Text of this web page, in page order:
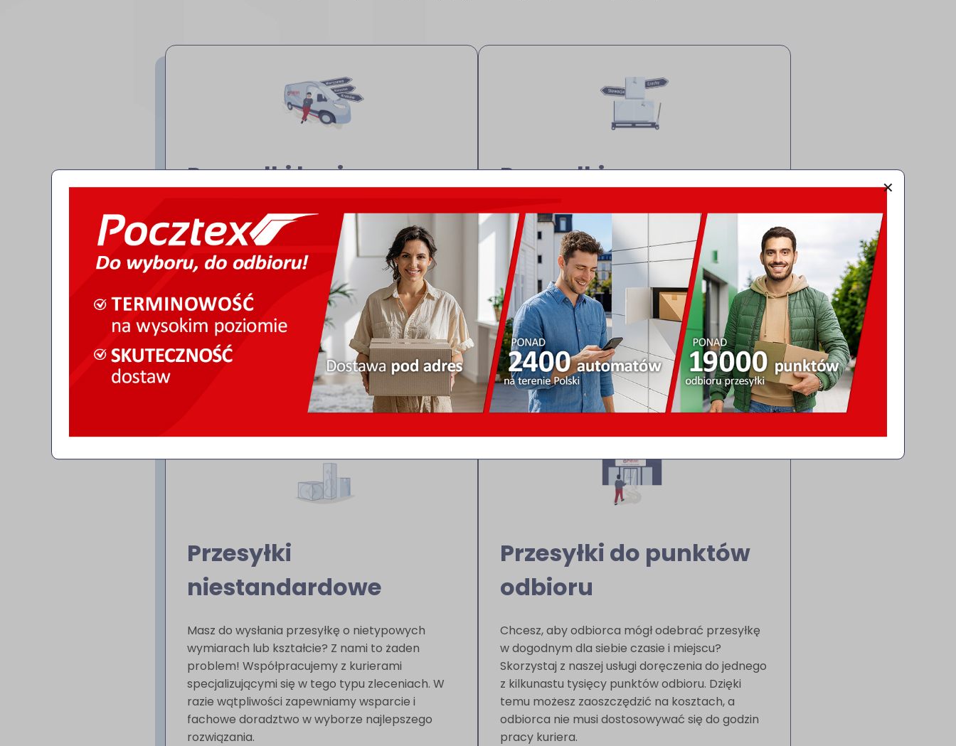
✕
Przesyłki krajowe
Szybkie i wygodne wysyłki na terenie całej Polski.
Wybieraj spośród różnych opcji doręczenia –
standardowej, ekspresowej lub z dostawą do
punktu. Gwarantujemy konkurencyjne ceny,
profesjonalną obsługę i bezpieczeństwo Twojej
paczki.
Dowiedz się więcej
Przesyłki
międzynarodowe
Bezpieczna i szybka wysyłka paczek do krajów
Europy i na cały świat. Współpracujemy z
najlepszymi przewoźnikami, oferując atrakcyjne
ceny i różne opcje dostawy. Niezależnie od celu
Twojej przesyłki, zadbamy o to, by dotarła na
miejsce na czas.
Dowiedz się więcej
Przesyłki
niestandardowe
Masz do wysłania przesyłkę o nietypowych
wymiarach lub kształcie? Z nami to żaden
problem! Współpracujemy z kurierami
specjalizującymi się w tego typu zleceniach. W
razie wątpliwości zapewniamy wsparcie i
fachowe doradztwo w wyborze najlepszego
rozwiązania.
Przesyłki do punktów
odbioru
Chcesz, aby odbiorca mógł odebrać przesyłkę
w dogodnym dla siebie czasie i miejscu?
Skorzystaj z naszej usługi doręczenia do jednego
z kilkunastu tysięcy punktów odbioru. Dzięki
temu możesz zaoszczędzić na kosztach, a
odbiorca nie musi dostosowywać się do godzin
pracy kuriera.